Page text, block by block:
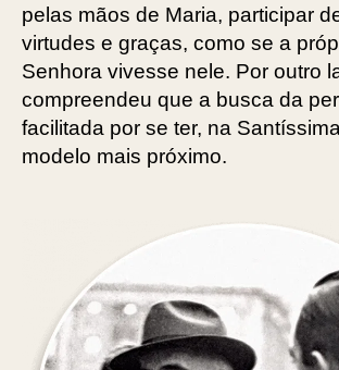
pelas mãos de Maria, participar
virtudes e graças, como se a
Senhora vivesse nele. Por outro
compreendeu que a busca da
facilitada por se ter, na
modelo mais próximo.